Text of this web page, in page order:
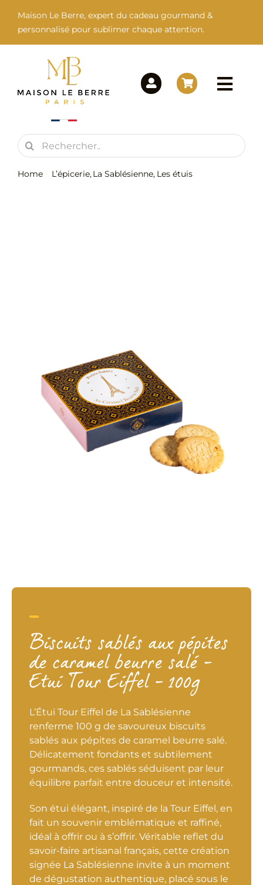
contenu
Maison Le Berre, expert du cadeau gourmand &
personnalisé pour sublimer chaque attention.
Maison Le Berre
Rechercher:
Home L’épicerie La Sablésienne Les étuis
Biscuits sablés aux pépites
de caramel beurre salé –
Etui Tour Eiffel – 100g
L’Étui Tour Eiffel de La Sablésienne
renferme 100 g de savoureux biscuits
sablés aux pépites de caramel beurre salé.
Délicatement fondants et subtilement
gourmands, ces sablés séduisent par leur
équilibre parfait entre douceur et intensité.
Son étui élégant, inspiré de la Tour Eiffel, en
fait un souvenir emblématique et raffiné,
idéal à offrir ou à s’offrir. Véritable reflet du
savoir-faire artisanal français, cette création
signée La Sablésienne invite à un moment
de dégustation authentique, placé sous le